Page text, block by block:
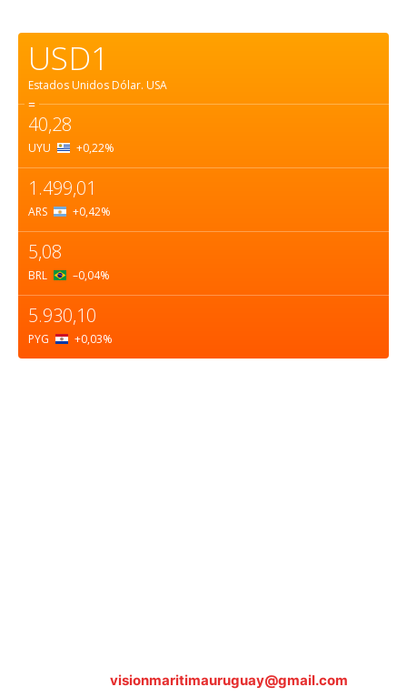
USD1
Estados Unidos Dólar. USA
=
40,28
UYU +0,22%
1.499,01
ARS +0,42%
5,08
BRL –0,04%
5.930,10
PYG +0,03%
visionmaritimauruguay@gmail.com